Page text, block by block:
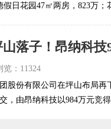
日花园47㎡两房，823万；
落子！昂纳科技
览：11324
股份有限公司在坪山布局再
，由昂纳科技以984万元竞得